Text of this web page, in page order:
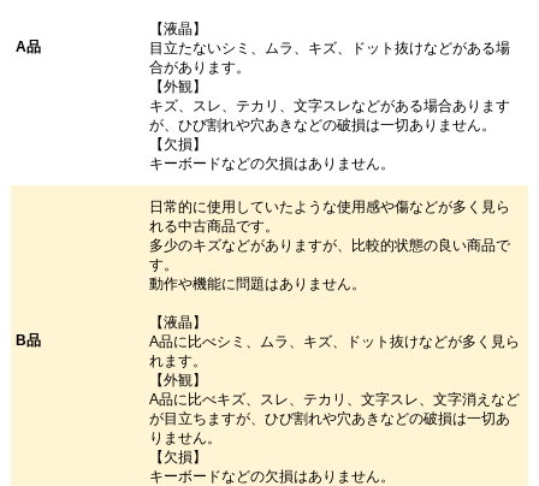
A品
【液晶】
目立たないシミ、ムラ、キズ、ドット抜けなどがある場
合があります。
【外観】
キズ、スレ、テカリ、文字スレなどがある場合あります
が、ひび割れや穴あきなどの破損は一切ありません。
【欠損】
キーボードなどの欠損はありません。
B品
日常的に使用していたような使用感や傷などが多く見ら
れる中古商品です。
多少のキズなどがありますが、比較的状態の良い商品で
す。
動作や機能に問題はありません。
【液晶】
A品に比べシミ、ムラ、キズ、ドット抜けなどが多く見ら
れます。
【外観】
A品に比べキズ、スレ、テカリ、文字スレ、文字消えなど
が目立ちますが、ひび割れや穴あきなどの破損は一切あ
りません。
【欠損】
キーボードなどの欠損はありません。